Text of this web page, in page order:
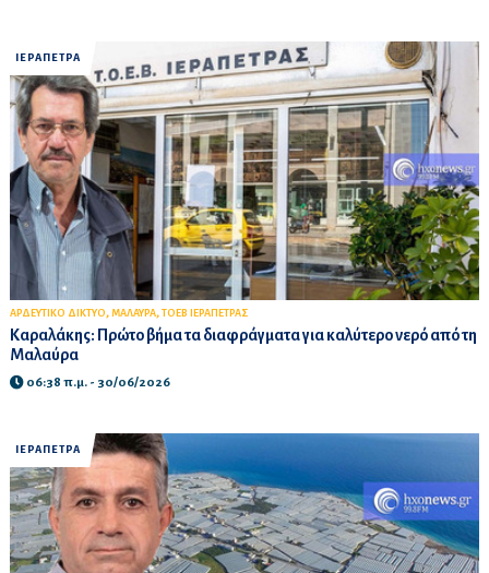
ΙΕΡΑΠΕΤΡΑ
ΑΡΔΕΥΤΙΚΟ ΔΙΚΤΥΟ, ΜΑΛΑΥΡΑ, ΤΟΕΒ ΙΕΡΑΠΕΤΡΑΣ
Καραλάκης: Πρώτο βήμα τα διαφράγματα για καλύτερο νερό από τη
Μαλαύρα
06:38 π.μ. - 30/06/2026
ΙΕΡΑΠΕΤΡΑ